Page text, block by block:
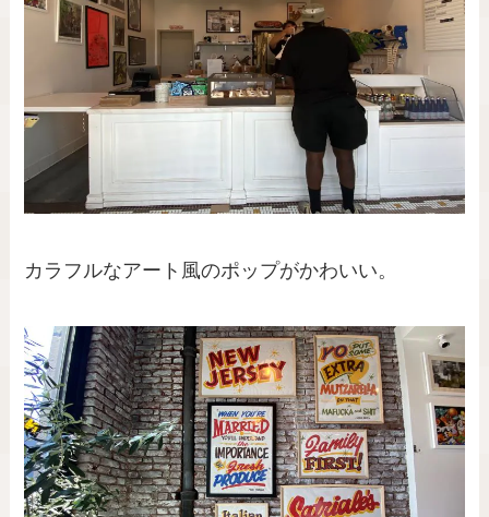
カラフルなアート風のポップがかわいい。